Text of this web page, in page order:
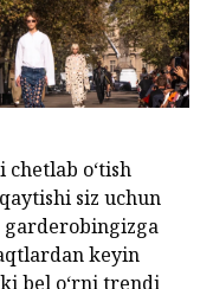
chetlab o‘tish
siz uchun
garderobingizga
keyin
bel o‘rni trendi